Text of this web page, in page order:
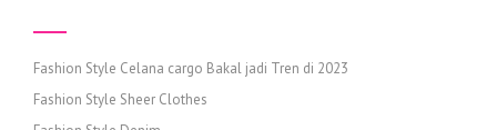
Fashion Style Celana cargo Bakal jadi Tren di 2023
Fashion Style Sheer Clothes